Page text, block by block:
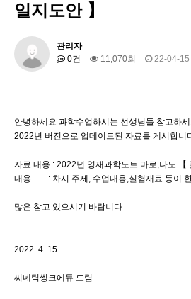
지도사 과정
일지도안 】
관리자
0건
11,070회 22-04-15
안녕하세요 과학수업하시는 선생님들 참고하세
2022년 버전으로 업데이트된 자료를 게시합니
자료 내용 : 2022년 영재과학노트 마로,나노 【
내용 : 차시 주제, 수업내용,실험재료 등이
많은 참고 있으시기 바랍니다
2022. 4. 15
씨네틱씽크에듀 드림